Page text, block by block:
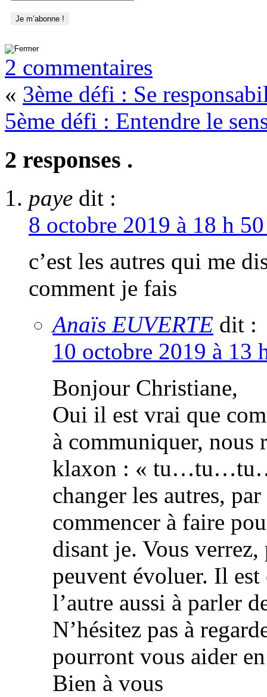
2 commentaires
« 3ème défi : Se
5ème défi : Entendre le
2 responses .
paye dit :
8 octobre 2019 à 18 h
c’est les autres qui me
comment je fais
Anaïs EUVERTE dit :
10 octobre 2019 à 13
Bonjour Christiane,
Oui il est vrai que
à communiquer, nous
klaxon : « tu…tu…tu…
changer les autres,
commencer à faire
disant je. Vous
peuvent évoluer. Il
l’autre aussi à parler
N’hésitez pas à
pourront vous aider en
Bien à vous